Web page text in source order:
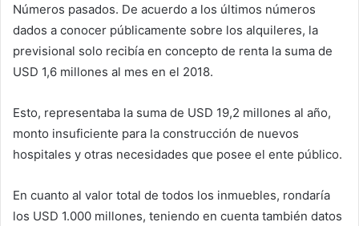
Números pasados. De acuerdo a los últimos números
dados a conocer públicamente sobre los alquileres, la
previsional solo recibía en concepto de renta la suma de
USD 1,6 millones al mes en el 2018.
Esto, representaba la suma de USD 19,2 millones al año,
monto insuficiente para la construcción de nuevos
hospitales y otras necesidades que posee el ente público.
En cuanto al valor total de todos los inmuebles, rondaría
los USD 1.000 millones, teniendo en cuenta también datos